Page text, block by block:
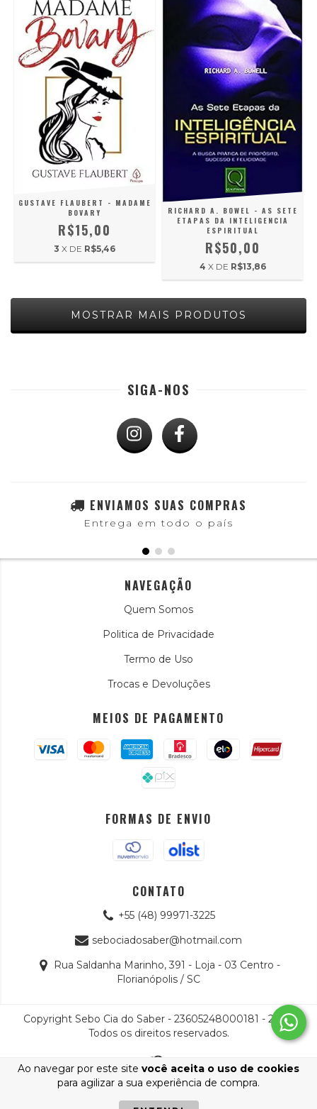
Ao navegar por este site você aceita o uso de cookies
para agilizar a sua experiência de compra.
GUSTAVE FLAUBERT - MADAME
BOVARY
R$15,00
3 X DE R$5,46
RICHARD A. BOWEL - AS SETE
ETAPAS DA INTELIGENCIA
ESPIRITUAL
R$50,00
4 X DE R$13,86
MOSTRAR MAIS PRODUTOS
SIGA-NOS
ENVIAMOS SUAS COMPRAS
Entrega em todo o país
NAVEGAÇÃO
Quem Somos
Politica de Privacidade
Termo de Uso
Trocas e Devoluções
MEIOS DE PAGAMENTO
FORMAS DE ENVIO
CONTATO
+55 (48) 99971-3225
sebociadosaber@hotmail.com
Rua Saldanha Marinho, 391 - Loja - 03 Centro -
Florianópolis / SC
Copyright Sebo Cia do Saber - 23605248000181 - 2026.
Todos os direitos reservados.